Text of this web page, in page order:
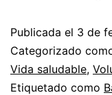
Publicada el 3 de
Categorizado
Vida saludable,
Etiquetado como